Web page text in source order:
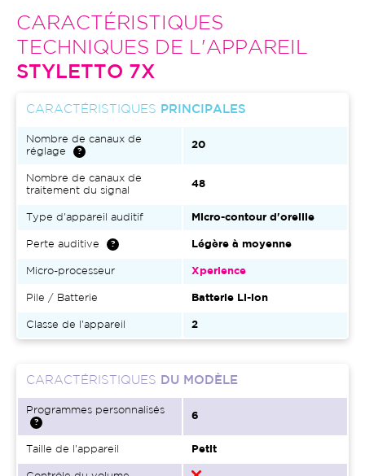
CARACTÉRISTIQUES
TECHNIQUES DE L'APPAREIL
STYLETTO 7X
CARACTÉRISTIQUES PRINCIPALES
Nombre de canaux de
réglage
20
Nombre de canaux de
traitement du signal
48
Type d'appareil auditif Micro-contour d'oreille
Perte auditive Légère à moyenne
Micro-processeur Xperience
Pile / Batterie Batterie Li-ion
Classe de l'appareil 2
CARACTÉRISTIQUES DU MODÈLE
Programmes personnalisés
6
Taille de l'appareil Petit